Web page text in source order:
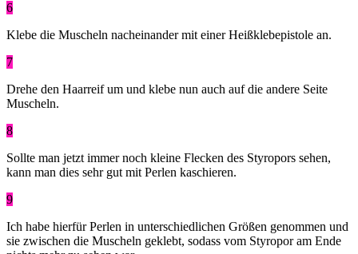
6
Klebe die Muscheln nacheinander mit einer Heißklebepistole an.
7
Drehe den Haarreif um und klebe nun auch auf die andere Seite
Muscheln.
8
Sollte man jetzt immer noch kleine Flecken des Styropors sehen,
kann man dies sehr gut mit Perlen kaschieren.
9
Ich habe hierfür Perlen in unterschiedlichen Größen genommen und
sie zwischen die Muscheln geklebt, sodass vom Styropor am Ende